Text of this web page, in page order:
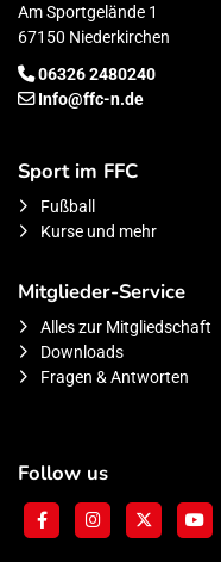
Am Sportgelände 1
67150 Niederkirchen
06326 2480240
Info@ffc-n.de
Sport im FFC
Fußball
Kurse und mehr
Mitglieder-Service
Alles zur Mitgliedschaft
Downloads
Fragen & Antworten
Follow us